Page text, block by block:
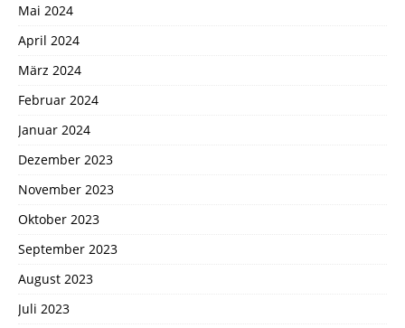
Mai 2024
April 2024
März 2024
Februar 2024
Januar 2024
Dezember 2023
November 2023
Oktober 2023
September 2023
August 2023
Juli 2023